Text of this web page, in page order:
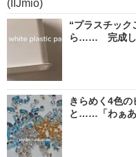
(IIJmio)
“プラスチック
ら…… 完成し
きらめく4色
と……「わぁ